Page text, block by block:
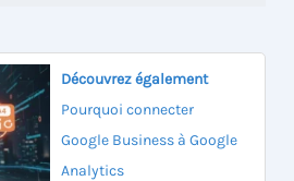
Découvrez également
Pourquoi connecter
Google Business à Google
Analytics